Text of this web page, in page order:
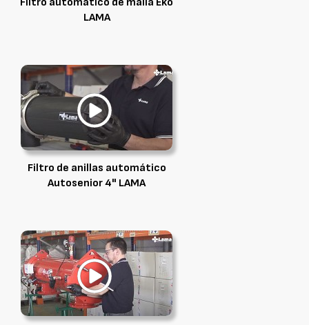
LAMA
Filtro de anillas automático
Autosenior 4" LAMA